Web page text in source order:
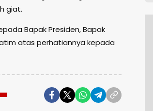
giat.
Bapak Presiden, Bapak
atas perhatiannya kepada